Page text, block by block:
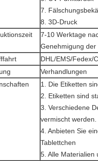
7.
8. 3D-Druck
7-10 Werktage
Genehmigung der
DHL/EMS/Fedex/
Verhandlungen
1. Die Etiketten
2. Etiketten sind
3. Verschiedene
vermischt werden.
4. Anbieten Sie
Tablettchen
5. Alle Materialien